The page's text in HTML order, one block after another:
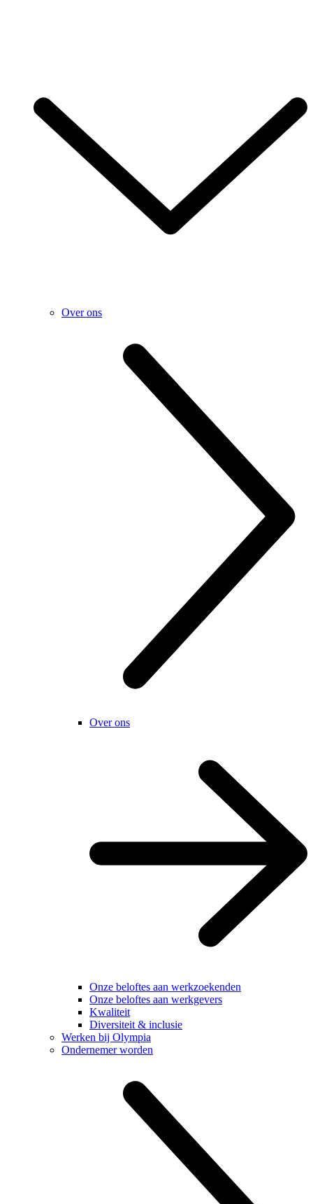
Over ons
Over ons
Onze beloftes aan werkzoekenden
Onze beloftes aan werkgevers
Kwaliteit
Diversiteit & inclusie
Werken bij Olympia
Ondernemer worden